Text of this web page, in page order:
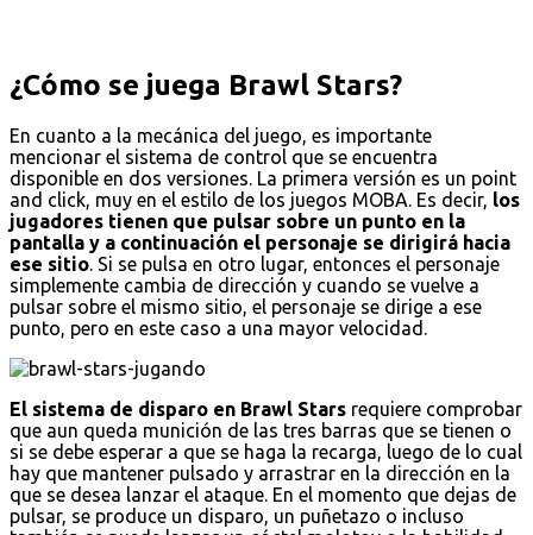
¿Cómo se juega Brawl Stars?
En cuanto a la mecánica del juego, es importante
mencionar el sistema de control que se encuentra
disponible en dos versiones. La primera versión es un point
and click, muy en el estilo de los juegos MOBA. Es decir, los
jugadores tienen que pulsar sobre un punto en la
pantalla y a continuación el personaje se dirigirá hacia
ese sitio. Si se pulsa en otro lugar, entonces el personaje
simplemente cambia de dirección y cuando se vuelve a
pulsar sobre el mismo sitio, el personaje se dirige a ese
punto, pero en este caso a una mayor velocidad.
El sistema de disparo en Brawl Stars requiere comprobar
que aun queda munición de las tres barras que se tienen o
si se debe esperar a que se haga la recarga, luego de lo cual
hay que mantener pulsado y arrastrar en la dirección en la
que se desea lanzar el ataque. En el momento que dejas de
pulsar, se produce un disparo, un puñetazo o incluso